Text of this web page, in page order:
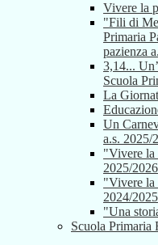
Vivere la
"Fili di
Primaria
pazienza
3,14...
Scuola
La
Un
a.s. 2025/
"Vivere la
2025/2026
"Vivere la
2024/2025
"Una
Scuola